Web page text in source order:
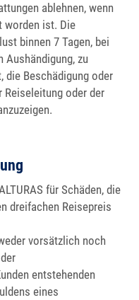
ablehnen, wenn
worden ist. Die
binnen 7 Tagen, bei
Aushändigung, zu
die Beschädigung oder
Reiseleitung oder der
für Schäden, die
dreifachen Reisepreis
vorsätzlich noch
entstehenden
eines